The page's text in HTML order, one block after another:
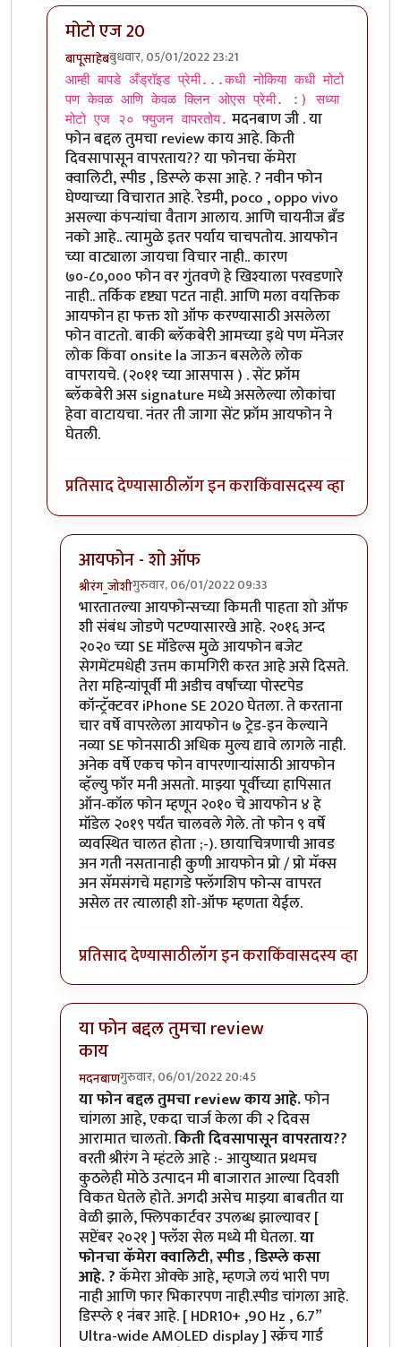
मोटो एज 20
बापूसाहेबबुधवार, 05/01/2022 23:21
In reply toआमच्या हापिसात जे मॅनेजरbyमदनबाण
आम्ही बापडे अँड्रॉइड प्रेमी...कधी नोकिया कधी मोटो
पण केवळ आणि केवळ क्लिन ओएस प्रेमी. :) सध्या
मोटो एज २० फ्युजन वापरतोय. मदनबाण जी . या
फोन बद्दल तुमचा review काय आहे. किती
दिवसापासून वापरताय?? या फोनचा कॅमेरा
क्वालिटी, स्पीड , डिस्प्ले कसा आहे. ? नवीन फोन
घेण्याच्या विचारात आहे. रेडमी, poco , oppo vivo
असल्या कंपन्यांचा वैताग आलाय. आणि चायनीज ब्रँड
नको आहे.. त्यामुळे इतर पर्याय चाचपतोय. आयफोन
च्या वाट्याला जायचा विचार नाही.. कारण
७०-८०,००० फोन वर गुंतवणे हे खिश्याला परवडणारे
नाही.. तर्किक दृष्ट्या पटत नाही. आणि मला वयक्तिक
आयफोन हा फक्त शो ऑफ करण्यासाठी असलेला
फोन वाटतो. बाकी ब्लॅकबेरी आमच्या इथे पण मॅनेजर
लोक किंवा onsite la जाऊन बसलेले लोक
वापरायचे. (२०११ च्या आसपास ) . सेंट फ्रॉम
ब्लॅकबेरी अस signature मध्ये असलेल्या लोकांचा
हेवा वाटायचा. नंतर ती जागा सेंट फ्रॉम आयफोन ने
घेतली.
प्रतिसाद देण्यासाठीलॉग इन कराकिंवासदस्य व्हा
आयफोन - शो ऑफ
श्रीरंग_जोशीगुरुवार, 06/01/2022 09:33
In reply toमोटो एज 20byबापूसाहेब
भारतातल्या आयफोन्सच्या किमती पाहता शो ऑफ
शी संबंध जोडणे पटण्यासारखे आहे. २०१६ अन्द
२०२० च्या SE मॉडेल्स मुळे आयफोन बजेट
सेगमेंटमधेही उत्तम कामगिरी करत आहे असे दिसते.
तेरा महिन्यांपूर्वी मी अडीच वर्षांच्या पोस्टपेड
कॉन्ट्रॅक्टवर iPhone SE 2020 घेतला. ते करताना
चार वर्षे वापरलेला आयफोन ७ ट्रेड-इन केल्याने
नव्या SE फोनसाठी अधिक मुल्य द्यावे लागले नाही.
अनेक वर्षे एकच फोन वापरणार्‍यांसाठी आयफोन
व्हॅल्यु फॉर मनी असतो. माझ्या पूर्वीच्या हापिसात
ऑन-कॉल फोन म्हणून २०१० चे आयफोन ४ हे
मॉडेल २०१९ पर्यंत चालवले गेले. तो फोन ९ वर्षे
व्यवस्थित चालत होता ;-). छायाचित्रणाची आवड
अन गती नसतानाही कुणी आयफोन प्रो / प्रो मॅक्स
अन सॅमसंगचे महागडे फ्लॅगशिप फोन्स वापरत
असेल तर त्यालाही शो-ऑफ म्हणता येईल.
प्रतिसाद देण्यासाठीलॉग इन कराकिंवासदस्य व्हा
या फोन बद्दल तुमचा review
काय
मदनबाणगुरुवार, 06/01/2022 20:45
In reply toमोटो एज 20byबापूसाहेब
या फोन बद्दल तुमचा review काय आहे.फोन
चांगला आहे, एकदा चार्ज केला की २ दिवस
आरामात चालतो.किती दिवसापासून वापरताय??
वरती श्रीरंग ने म्हंटले आहे :- आयुष्यात प्रथमच
कुठलेही मोठे उत्पादन मी बाजारात आल्या दिवशी
विकत घेतले होते. अगदी असेच माझ्या बाबतीत या
वेळी झाले, फ्लिपकार्टवर उपलब्ध झाल्यावर [
सप्टेंबर २०२१ ] फ्लॅश सेल मध्ये मी घेतला.या
फोनचा कॅमेरा क्वालिटी, स्पीड , डिस्प्ले कसा
आहे. ?कॅमेरा ओक्के आहे, म्हणजे लयं भारी पण
नाही आणि फार भिकारपण नाही.स्पीड चांगला आहे.
डिस्प्ले १ नंबर आहे. [ HDR10+ ,90 Hz , 6.7”
Ultra-wide AMOLED display ] स्क्रॅच गार्ड